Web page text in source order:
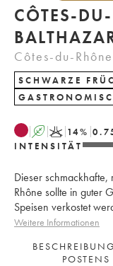
CÔTES-
Côtes-du-
SCHWARZE
A K 14%
INTENSITÄT
Dieser
Rhône sollte in guter
Speisen verkostet
Weitere Informationen
POSTENS